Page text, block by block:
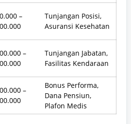
–
Tunjangan Posisi,
Asuransi Kesehatan
–
Tunjangan Jabatan,
Fasilitas Kendaraan
–
Bonus Performa,
Dana Pensiun,
Plafon Medis